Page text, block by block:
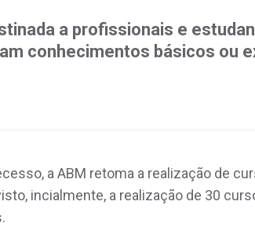
a profissionais e
conhecimentos básicos ou
a ABM retoma a realização de
incialmente, a realização de 30